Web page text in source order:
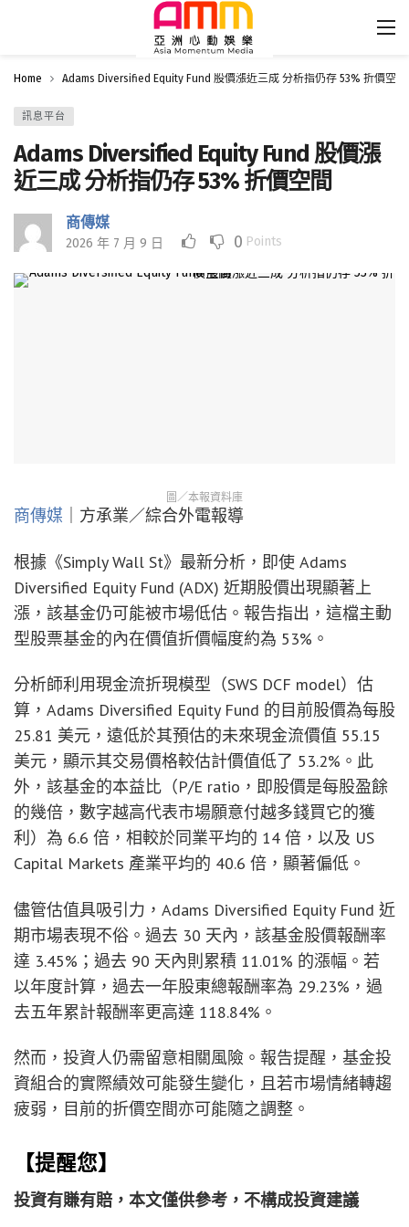
Home Adams Diversified Equity Fund 股價漲近三成 分析指仍存 53% 折價空間
訊息平台
Adams Diversified Equity Fund 股價漲
近三成 分析指仍存 53% 折價空間
商傳媒
2026 年 7 月 9 日 0 Points
圖／本報資料庫
商傳媒 ｜方承業／綜合外電報導
根據《Simply Wall St》最新分析，即使 Adams
Diversified Equity Fund (ADX) 近期股價出現顯著上
漲，該基金仍可能被市場低估。報告指出，這檔主動
型股票基金的內在價值折價幅度約為 53%。
分析師利用現金流折現模型（SWS DCF model）估
算，Adams Diversified Equity Fund 的目前股價為每股
25.81 美元，遠低於其預估的未來現金流價值 55.15
美元，顯示其交易價格較估計價值低了 53.2%。此
外，該基金的本益比（P/E ratio，即股價是每股盈餘
的幾倍，數字越高代表市場願意付越多錢買它的獲
利）為 6.6 倍，相較於同業平均的 14 倍，以及 US
Capital Markets 產業平均的 40.6 倍，顯著偏低。
儘管估值具吸引力，Adams Diversified Equity Fund 近
期市場表現不俗。過去 30 天內，該基金股價報酬率
達 3.45%；過去 90 天內則累積 11.01% 的漲幅。若
以年度計算，過去一年股東總報酬率為 29.23%，過
去五年累計報酬率更高達 118.84%。
然而，投資人仍需留意相關風險。報告提醒，基金投
資組合的實際績效可能發生變化，且若市場情緒轉趨
疲弱，目前的折價空間亦可能隨之調整。
【提醒您】
投資有賺有賠，本文僅供參考，不構成投資建議